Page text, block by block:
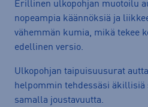
Erillinen ulkopohjan muotoilu
nopeampia käännöksiä ja
vähemmän kumia, mikä tekee
edellinen versio.
Ulkopohjan taipuisuusurat
helpommin tehdessäsi
samalla joustavuutta.